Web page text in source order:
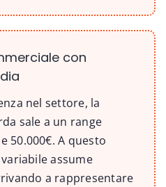
con
nel settore, la
sale a un range
50.000€. A questo
assume
a rappresentare